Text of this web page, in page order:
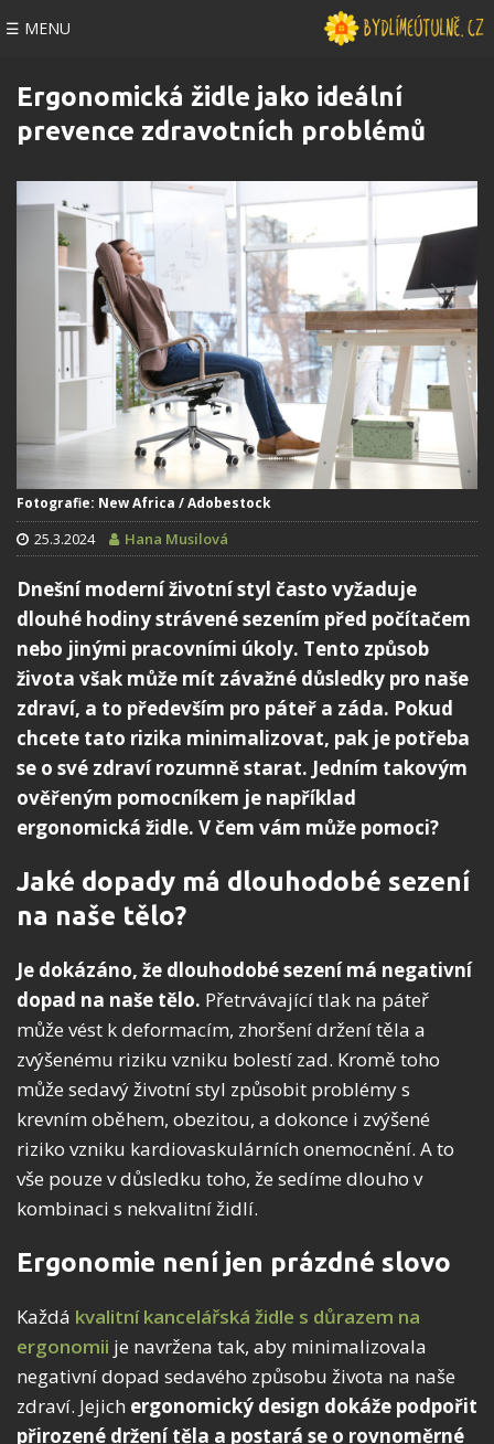
☰ MENU
Ergonomická židle jako ideální
prevence zdravotních problémů
Fotografie: New Africa / Adobestock
25.3.2024 Hana Musilová
Dnešní moderní životní styl často vyžaduje
dlouhé hodiny strávené sezením před počítačem
nebo jinými pracovními úkoly. Tento způsob
života však může mít závažné důsledky pro naše
zdraví, a to především pro páteř a záda. Pokud
chcete tato rizika minimalizovat, pak je potřeba
se o své zdraví rozumně starat. Jedním takovým
ověřeným pomocníkem je například
ergonomická židle. V čem vám může pomoci?
Jaké dopady má dlouhodobé sezení
na naše tělo?
Je dokázáno, že dlouhodobé sezení má negativní
dopad na naše tělo. Přetrvávající tlak na páteř
může vést k deformacím, zhoršení držení těla a
zvýšenému riziku vzniku bolestí zad. Kromě toho
může sedavý životní styl způsobit problémy s
krevním oběhem, obezitou, a dokonce i zvýšené
riziko vzniku kardiovaskulárních onemocnění. A to
vše pouze v důsledku toho, že sedíme dlouho v
kombinaci s nekvalitní židlí.
Ergonomie není jen prázdné slovo
Každá kvalitní kancelářská židle s důrazem na
ergonomii je navržena tak, aby minimalizovala
negativní dopad sedavého způsobu života na naše
zdraví. Jejich ergonomický design dokáže podpořit
přirozené držení těla a postará se o rovnoměrné